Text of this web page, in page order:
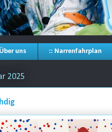
uns :: Narrenfahrplan
2025